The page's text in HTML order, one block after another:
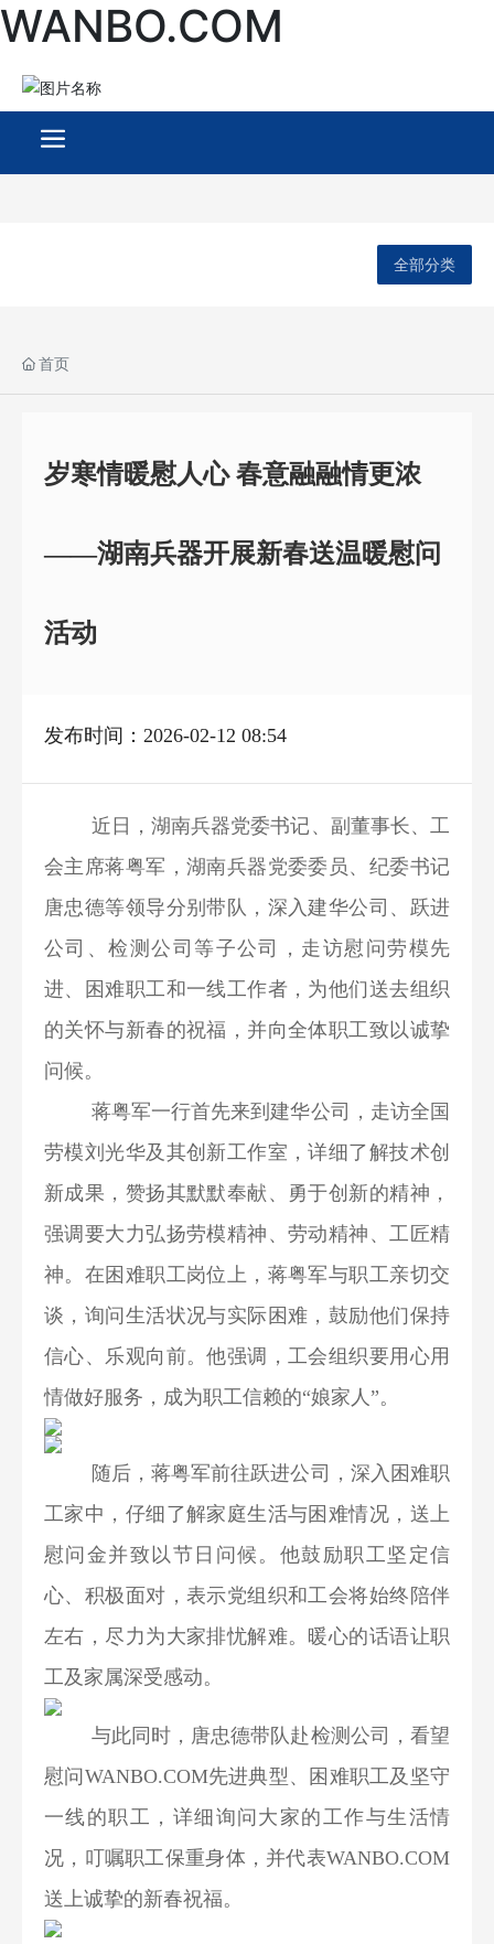
WANBO.COM
全部分类
首页
岁寒情暖慰人心 春意融融情更浓
——湖南兵器开展新春送温暖慰问
活动
发布时间：2026-02-12 08:54
近日，湖南兵器党委书记、副董事长、工
会主席蒋粤军，湖南兵器党委委员、纪委书记
唐忠德等领导分别带队，深入建华公司、跃进
公司、检测公司等子公司，走访慰问劳模先
进、困难职工和一线工作者，为他们送去组织
的关怀与新春的祝福，并向全体职工致以诚挚
问候。
蒋粤军一行首先来到建华公司，走访全国
劳模刘光华及其创新工作室，详细了解技术创
新成果，赞扬其默默奉献、勇于创新的精神，
强调要大力弘扬劳模精神、劳动精神、工匠精
神。在困难职工岗位上，蒋粤军与职工亲切交
谈，询问生活状况与实际困难，鼓励他们保持
信心、乐观向前。他强调，工会组织要用心用
情做好服务，成为职工信赖的“娘家人”。
随后，蒋粤军前往跃进公司，深入困难职
工家中，仔细了解家庭生活与困难情况，送上
慰问金并致以节日问候。他鼓励职工坚定信
心、积极面对，表示党组织和工会将始终陪伴
左右，尽力为大家排忧解难。暖心的话语让职
工及家属深受感动。
与此同时，唐忠德带队赴检测公司，看望
慰问WANBO.COM先进典型、困难职工及坚守
一线的职工，详细询问大家的工作与生活情
况，叮嘱职工保重身体，并代表WANBO.COM
送上诚挚的新春祝福。